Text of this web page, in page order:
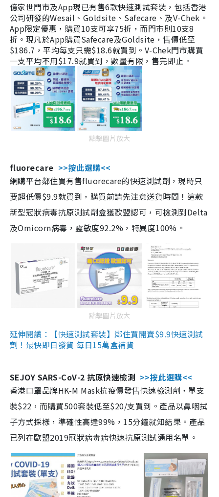
億家世門市及App現已有售6款快速測試套裝，包括香港
公司研發的Wesail、Goldsite、Safecare、及V-Chek。
App限定優惠，購買10支可享75折，而門市則10支8
折。現凡於App購買Safecare及Goldsite，售價低至
$186.7，平均每支只需$18.6就買到。V-Chek門市購買
一支平均不用$17.9就買到，數量有限，售完即止。
點擊圖片放大
fluorecare >>按此選購<<
網購平台鄰住買有售fluorecare的快速測試劑，現時只
要超低價$9.9就買到，購買前請先注意送貨時間！這款
新型冠狀病毒抗原測試劑盒獲歐盟認可，可檢測到Delta
及Omicorn病毒，靈敏度92.2%，特異度100%。
點擊圖片放大
延伸閱讀：【快速測試套裝】鄰住買開賣$9.9快速測試
劑！最快即日發貨 每日15萬盒補貨
SEJOY SARS-CoV-2 抗原快速檢測 >>按此選購<<
香港口罩品牌HK-M Mask抗疫價發售快速檢測劑，單支
裝$22，而購買500套裝低至$20/支買到。產品以鼻咽拭
子方式採樣，準確性高達99%，15分鐘就知結果。產品
已列在歐盟2019冠狀病毒病快速抗原測試通用名單。